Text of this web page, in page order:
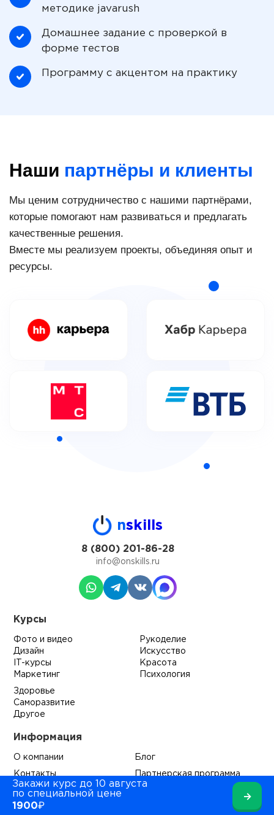
методике javarush
Домашнее задание с проверкой в
форме тестов
Программу с акцентом на практику
Наши партнёры и клиенты
Мы ценим сотрудничество с нашими партнёрами,
которые помогают нам развиваться и предлагать
качественные решения.
Вместе мы реализуем проекты, объединяя опыт и
ресурсы.
Закажи курс до 10 августа
по специальной цене
1900₽
→
nskills
8 (800) 201-86-28
info@onskills.ru
Курсы
Фото и видео
Дизайн
IT-курсы
Маркетинг
Рукоделие
Искусство
Красота
Психология
Здоровье
Саморазвитие
Другое
Информация
О компании Блог
Контакты Партнерская программа